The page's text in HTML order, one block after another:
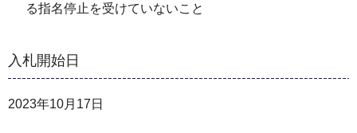
る指名停止を受けていないこと
入札開始日
2023年10月17日